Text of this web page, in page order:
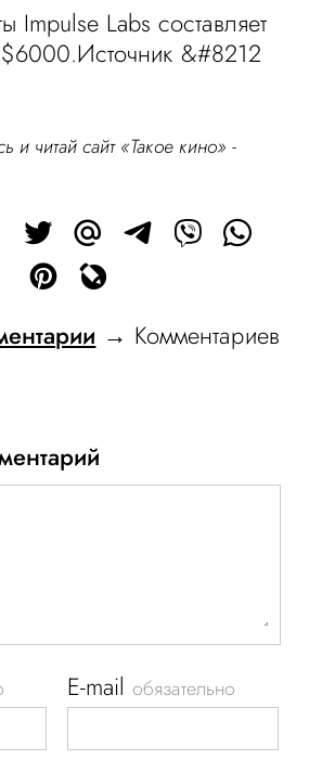
Impulse Labs составляет
&#8212
и читай сайт «Такое кино» -
→ Комментариев
E-mailобязательно